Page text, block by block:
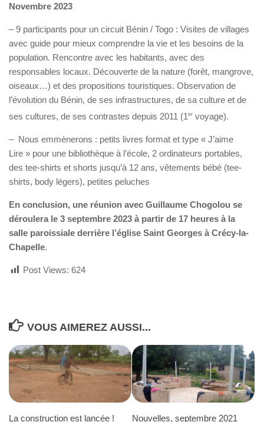
Novembre 2023
– 9 participants pour un circuit Bénin / Togo : Visites de villages
avec guide pour mieux comprendre la vie et les besoins de la
population. Rencontre avec les habitants, avec des
responsables locaux. Découverte de la nature (forêt, mangrove,
oiseaux…) et des propositions touristiques. Observation de
l’évolution du Bénin, de ses infrastructures, de sa culture et de
ses cultures, de ses contrastes depuis 2011 (1 er voyage).
– Nous emmènerons : petits livres format et type « J’aime
Lire » pour une bibliothèque à l’école, 2 ordinateurs portables,
des tee-shirts et shorts jusqu’à 12 ans, vêtements bébé (tee-
shirts, body légers), petites peluches
En conclusion, une réunion avec Guillaume Chogolou se
déroulera le 3 septembre 2023 à partir de 17 heures à la
salle paroissiale derrière l’église Saint Georges à Crécy-la-
Chapelle.
Post Views: 624
VOUS AIMEREZ AUSSI...
La construction est lancée ! Nouvelles, septembre 2021